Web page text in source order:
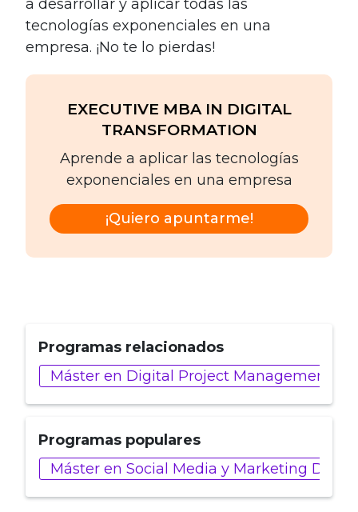
a desarrollar y aplicar todas las
tecnologías exponenciales en una
empresa. ¡No te lo pierdas!
EXECUTIVE MBA IN DIGITAL
TRANSFORMATION
Aprende a aplicar las tecnologías
exponenciales en una empresa
¡Quiero apuntarme!
Programas relacionados
Máster en Digital Project Management
Programas populares
Máster en Social Media y Marketing